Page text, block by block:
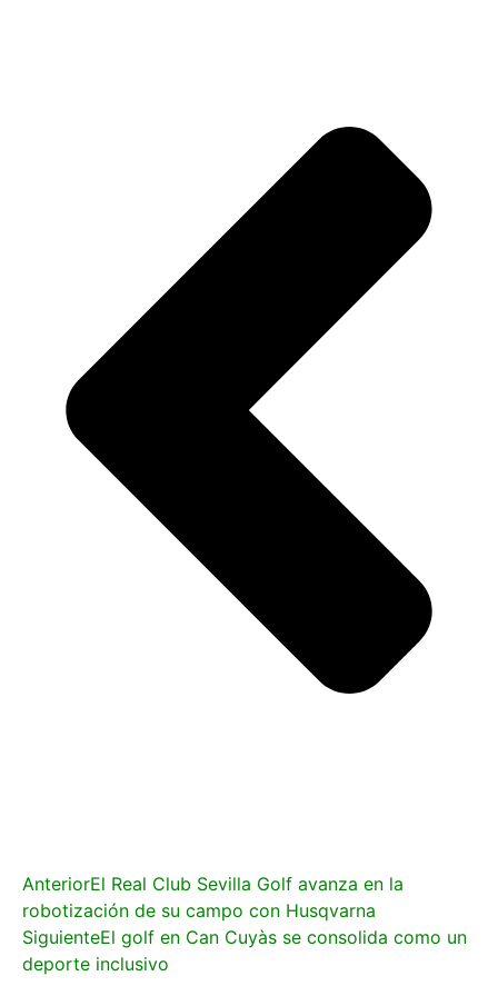
AnteriorEl Real Club Sevilla Golf avanza en la
robotización de su campo con Husqvarna
SiguienteEl golf en Can Cuyàs se consolida como un
deporte inclusivo